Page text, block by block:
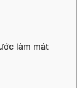
làm mát